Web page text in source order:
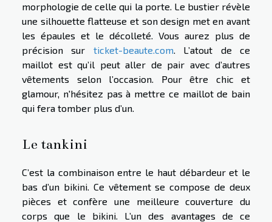
morphologie de celle qui la porte. Le bustier révèle
une silhouette flatteuse et son design met en avant
les épaules et le décolleté. Vous aurez plus de
précision sur ticket-beaute.com. L’atout de ce
maillot est qu’il peut aller de pair avec d’autres
vêtements selon l’occasion. Pour être chic et
glamour, n'hésitez pas à mettre ce maillot de bain
qui fera tomber plus d’un.
Le tankini
C’est la combinaison entre le haut débardeur et le
bas d’un bikini. Ce vêtement se compose de deux
pièces et confère une meilleure couverture du
corps que le bikini. L’un des avantages de ce